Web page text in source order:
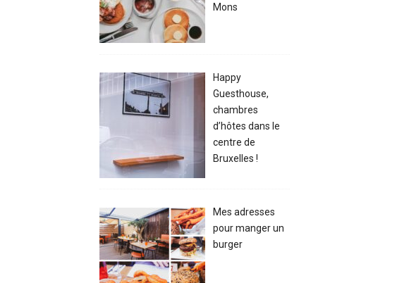
Mons
Happy
Guesthouse,
chambres
d’hôtes dans le
centre de
Bruxelles !
Mes adresses
pour manger un
burger